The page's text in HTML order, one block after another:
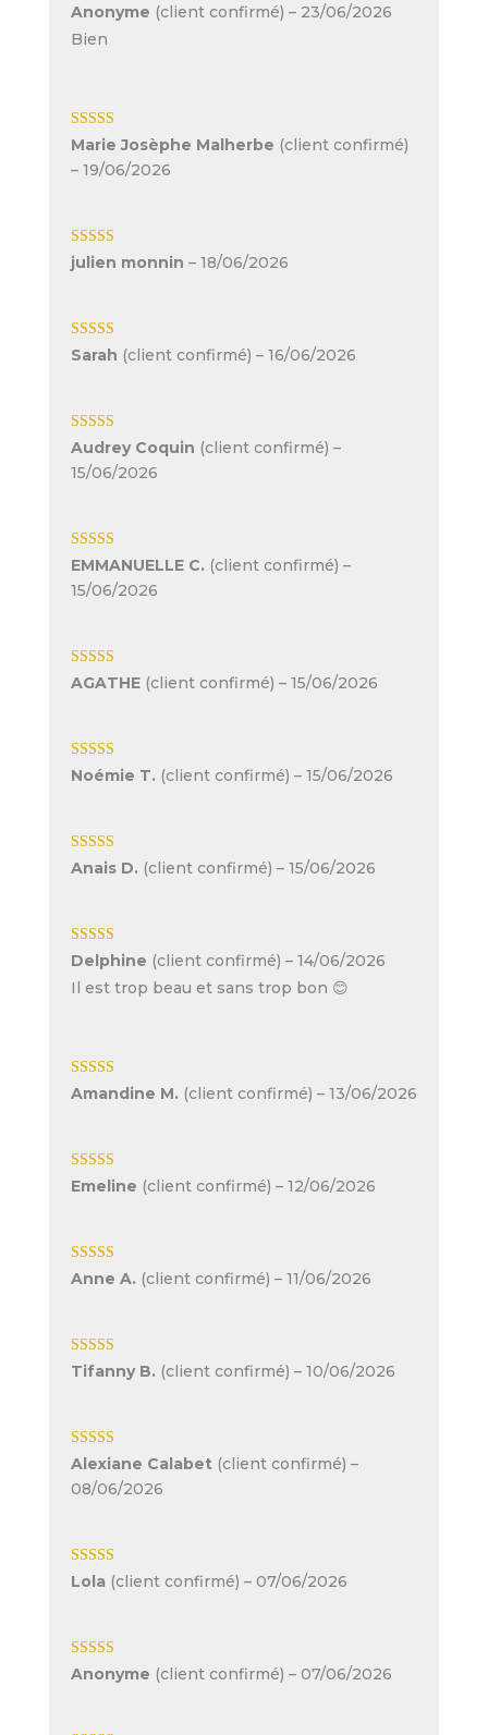
Note5sur 5
Anonyme (client confirmé) – 23/06/2026
Bien
Note5sur 5
Marie Josèphe Malherbe (client confirmé)
– 19/06/2026
Note5sur 5
julien monnin – 18/06/2026
Note5sur 5
Sarah (client confirmé) – 16/06/2026
Note4sur
Audrey Coquin (client confirmé) –
15/06/2026
Note5sur 5
EMMANUELLE C. (client confirmé) –
15/06/2026
Note5sur 5
AGATHE (client confirmé) – 15/06/2026
Note5sur 5
Noémie T. (client confirmé) – 15/06/2026
Note5sur 5
Anais D. (client confirmé) – 15/06/2026
Note5sur 5
Delphine (client confirmé) – 14/06/2026
Il est trop beau et sans trop bon 😊
Note5sur 5
Amandine M. (client confirmé) – 13/06/2026
Note5sur 5
Emeline (client confirmé) – 12/06/2026
Note5sur 5
Anne A. (client confirmé) – 11/06/2026
Note5sur 5
Tifanny B. (client confirmé) – 10/06/2026
Note5sur 5
Alexiane Calabet (client confirmé) –
08/06/2026
Note5sur 5
Lola (client confirmé) – 07/06/2026
Note5sur 5
Anonyme (client confirmé) – 07/06/2026